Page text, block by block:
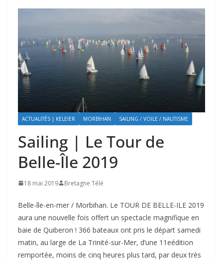
ACTUALITÉS | KELEIER MORBIHAN SAILING / VOILE / NAUTISME
Sailing | Le Tour de
Belle-Île 2019
18 mai 2019 Bretagne Télé
Belle-île-en-mer / Morbihan. Le TOUR DE BELLE-ILE 2019
aura une nouvelle fois offert un spectacle magnifique en
baie de Quiberon ! 366 bateaux ont pris le départ samedi
matin, au large de La Trinité-sur-Mer, d’une 11eédition
remportée, moins de cinq heures plus tard, par deux très